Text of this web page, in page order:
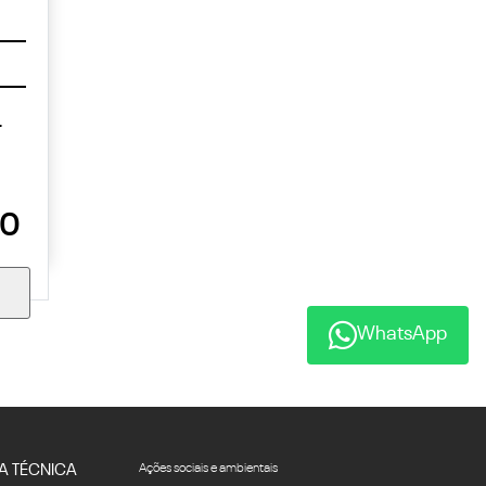
TÉCNICA Ações sociais e ambientais
WhatsApp